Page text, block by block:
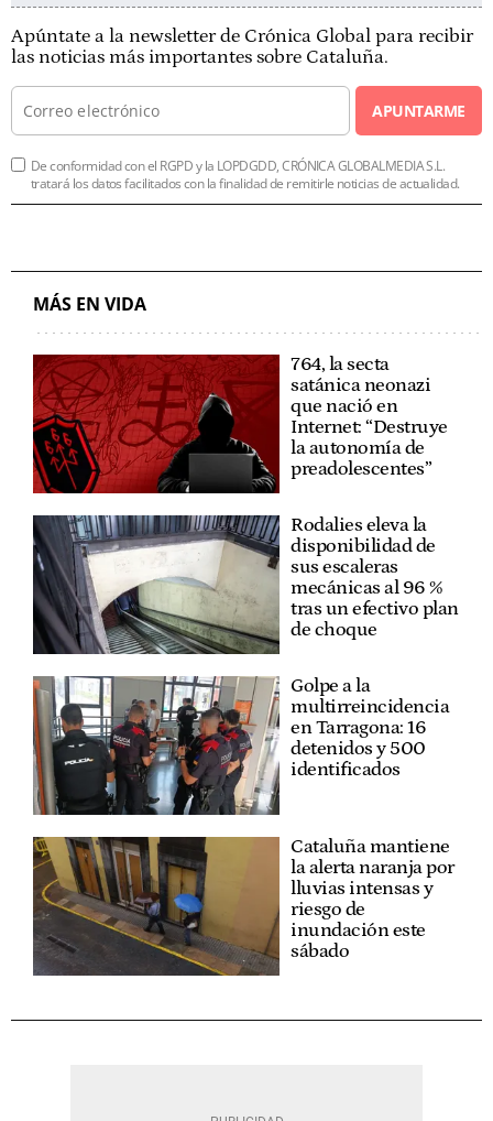
Apúntate a la newsletter de Crónica Global para recibir
las noticias más importantes sobre Cataluña.
APUNTARME
De conformidad con el RGPD y la LOPDGDD, CRÓNICA GLOBALMEDIA S.L.
tratará los datos facilitados con la finalidad de remitirle noticias de actualidad.
MÁS EN VIDA
764, la secta
satánica neonazi
que nació en
Internet: “Destruye
la autonomía de
preadolescentes”
Rodalies eleva la
disponibilidad de
sus escaleras
mecánicas al 96 %
tras un efectivo plan
de choque
Golpe a la
multirreincidencia
en Tarragona: 16
detenidos y 500
identificados
Cataluña mantiene
la alerta naranja por
lluvias intensas y
riesgo de
inundación este
sábado